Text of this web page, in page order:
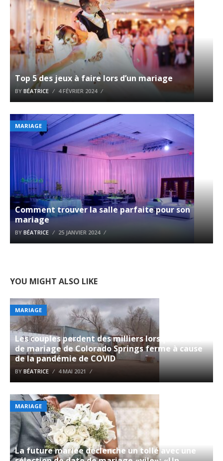
Top 5 des jeux à faire lors d’un mariage
BY BÉATRICE 4 FÉVRIER 2024
MARIAGE
Comment trouver la salle parfaite pour son
mariage
BY BÉATRICE 25 JANVIER 2024
YOU MIGHT ALSO LIKE
MARIAGE
Les couples perdent des milliers lorsque le lieu
de mariage de Colorado Springs ferme à cause
de la pandémie de COVID
BY BÉATRICE 4 MAI 2021
MARIAGE
La future mariée déclenche un tollé avec une